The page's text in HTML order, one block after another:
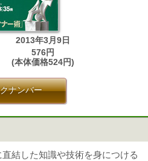
2013年3月9日
576円
(本体価格524円)
ナンバー
結した知識や技術を身につける